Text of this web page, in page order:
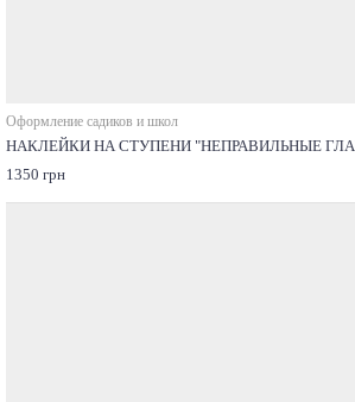
Оформление садиков и школ
НАКЛЕЙКИ НА СТУПЕНИ "НЕПРАВИЛЬНЫЕ
1350 грн